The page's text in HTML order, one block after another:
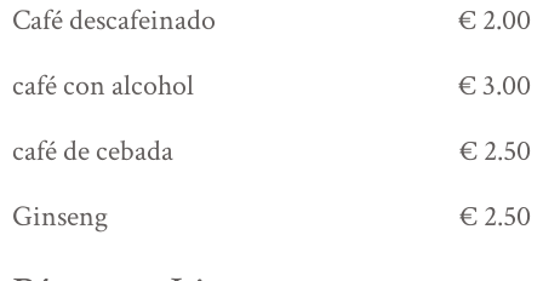
Café descafeinado
€ 2.00
café con alcohol
€ 3.00
café de cebada
€ 2.50
Ginseng
€ 2.50